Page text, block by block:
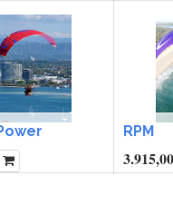
RPM
3.915,00